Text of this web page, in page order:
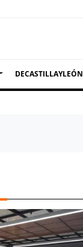
DECASTILLAYLEÓN